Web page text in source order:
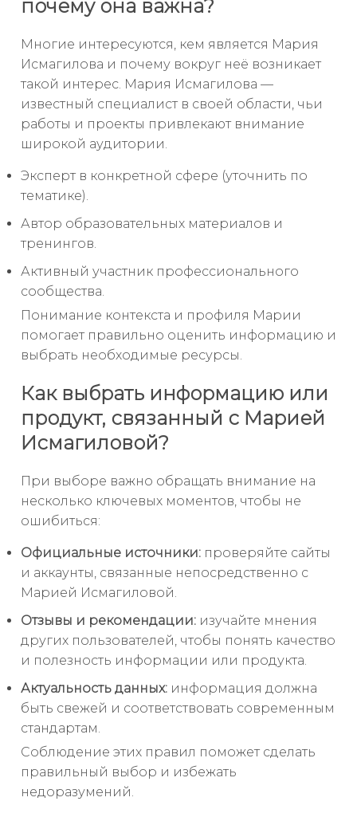
почему она важна?
Многие интересуются, кем является Мария
Исмагилова и почему вокруг неё возникает
такой интерес. Мария Исмагилова —
известный специалист в своей области, чьи
работы и проекты привлекают внимание
широкой аудитории.
Эксперт в конкретной сфере (уточнить по
тематике).
Автор образовательных материалов и
тренингов.
Активный участник профессионального
сообщества.
Понимание контекста и профиля Марии
помогает правильно оценить информацию и
выбрать необходимые ресурсы.
Как выбрать информацию или
продукт, связанный с Марией
Исмагиловой?
При выборе важно обращать внимание на
несколько ключевых моментов, чтобы не
ошибиться:
Официальные источники: проверяйте сайты
и аккаунты, связанные непосредственно с
Марией Исмагиловой.
Отзывы и рекомендации: изучайте мнения
других пользователей, чтобы понять качество
и полезность информации или продукта.
Актуальность данных: информация должна
быть свежей и соответствовать современным
стандартам.
Соблюдение этих правил поможет сделать
правильный выбор и избежать
недоразумений.